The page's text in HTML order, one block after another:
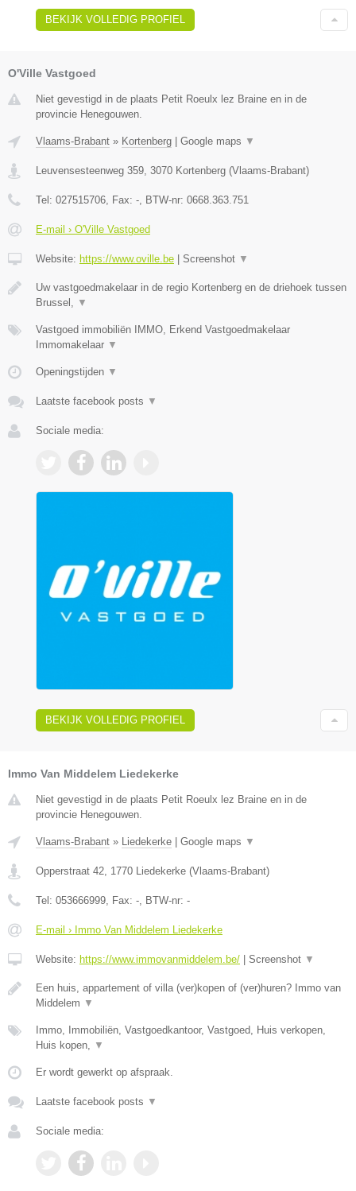
BEKIJK VOLLEDIG PROFIEL
O'Ville Vastgoed
Niet gevestigd in de plaats Petit Roeulx lez Braine en in de
provincie Henegouwen.
Vlaams-Brabant » Kortenberg Google maps ▼
Leuvensesteenweg 359, 3070 Kortenberg (Vlaams-Brabant)
Tel: 027515706, Fax: -, BTW-nr: 0668.363.751
E-mail › O'Ville Vastgoed
Website: https://www.oville.be Screenshot ▼
Uw vastgoedmakelaar in de regio Kortenberg en de driehoek tussen
Brussel, ▼
Vastgoed immobiliën IMMO, Erkend Vastgoedmakelaar
Immomakelaar ▼
Openingstijden ▼
Laatste facebook posts ▼
Sociale media:
BEKIJK VOLLEDIG PROFIEL
Immo Van Middelem Liedekerke
Niet gevestigd in de plaats Petit Roeulx lez Braine en in de
provincie Henegouwen.
Vlaams-Brabant » Liedekerke Google maps ▼
Opperstraat 42 1770 Liedekerke (Vlaams-Brabant)
Tel: 053666999 , Fax: - , BTW-nr: -
E-mail › Immo Van Middelem Liedekerke
Website: https://www.immovanmiddelem.be/ Screenshot ▼
Een huis, appartement of villa (ver)kopen of (ver)huren? Immo van
Middelem ▼
Immo, Immobiliën, Vastgoedkantoor, Vastgoed, Huis verkopen,
Huis kopen,
▼
Er wordt gewerkt op afspraak.
Laatste facebook posts ▼
Sociale media: